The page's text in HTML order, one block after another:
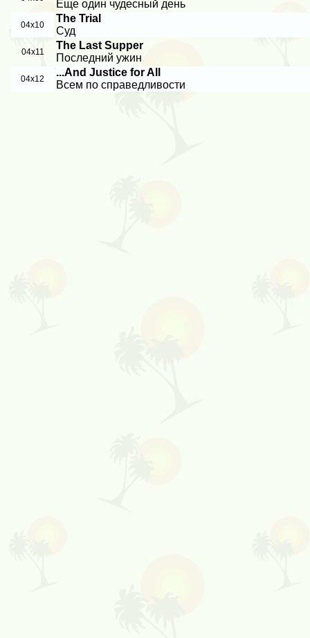
Еще один чудесный день
04x10
The Trial
Суд
04x11
The Last Supper
Последний ужин
04x12
...And Justice for All
Всем по справедливости